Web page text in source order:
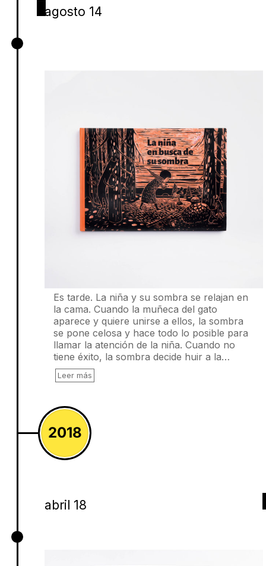
agosto 14
Es tarde. La niña y su sombra se relajan en
la cama. Cuando la muñeca del gato
aparece y quiere unirse a ellos, la sombra
se pone celosa y hace todo lo posible para
llamar la atención de la niña. Cuando no
tiene éxito, la sombra decide huir a la…
Leer más
2018
abril 18